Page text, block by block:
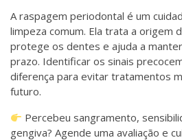
A raspagem periodontal é um
limpeza comum. Ela trata a origem
protege os dentes e ajuda a
prazo. Identificar os sinais
diferença para evitar tratamentos
futuro.
Percebeu sangramento,
gengiva? Agende uma avaliação e